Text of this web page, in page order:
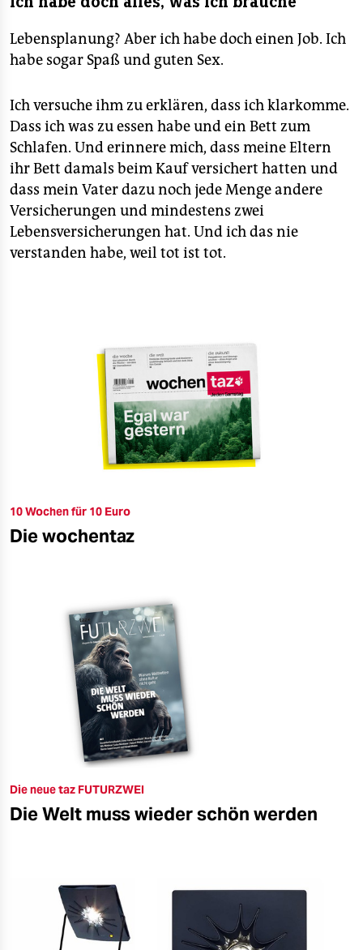
Lebensplanung? Aber ich habe doch einen Job. Ich
habe sogar Spaß und guten Sex.
Ich versuche ihm zu erklären, dass ich klarkomme.
Dass ich was zu essen habe und ein Bett zum
Schlafen. Und erinnere mich, dass meine Eltern
ihr Bett damals beim Kauf versichert hatten und
dass mein Vater dazu noch jede Menge andere
Versicherungen und mindestens zwei
Lebensversicherungen hat. Und ich das nie
verstanden habe, weil tot ist tot.
10 Wochen für 10 Euro
Die wochentaz
Die neue taz FUTURZWEI
Die Welt muss wieder schön werden